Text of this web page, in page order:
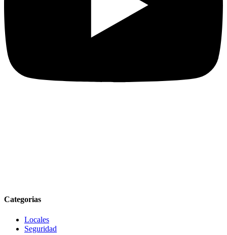
Categorias
Locales
Seguridad